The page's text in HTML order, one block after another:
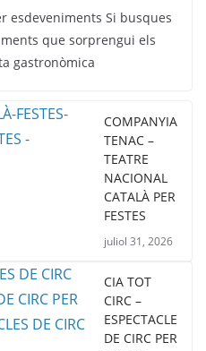
esdeveniments Si busques
que sorprengui els
gastronòmica
COMPANYIA
TENAC –
TEATRE
NACIONAL
CATALÀ PER
FESTES
juliol 31, 2026
CIA TOT
CIRC –
ESPECTACLE
DE CIRC PER